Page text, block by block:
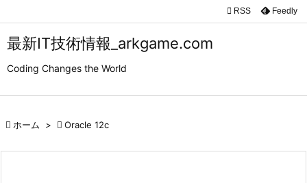
最新IT技術情報_arkgame.com
Coding Changes the World


 RSS Feedly
 ホーム >  Oracle 12c